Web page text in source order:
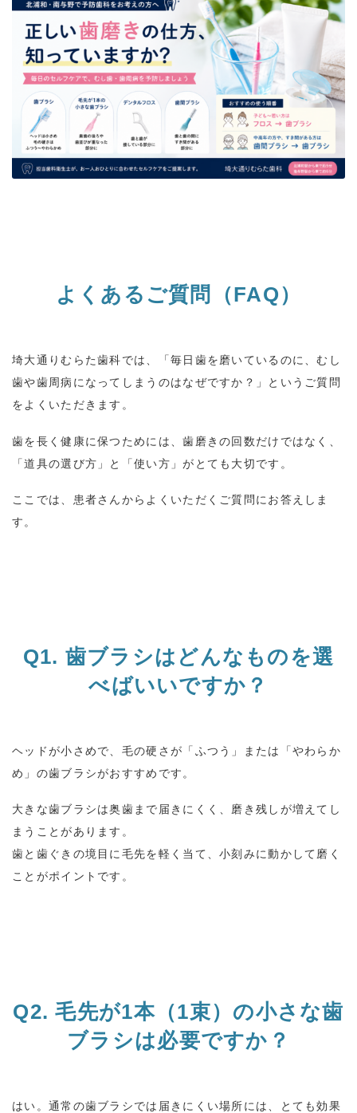
よくあるご質問（FAQ）
埼大通りむらた歯科では、「毎日歯を磨いているのに、むし
歯や歯周病になってしまうのはなぜですか？」というご質問
をよくいただきます。
歯を長く健康に保つためには、歯磨きの回数だけではなく、
「道具の選び方」と「使い方」がとても大切です。
ここでは、患者さんからよくいただくご質問にお答えしま
す。
Q1. 歯ブラシはどんなものを選
べばいいですか？
ヘッドが小さめで、毛の硬さが「ふつう」または「やわらか
め」の歯ブラシがおすすめです。
大きな歯ブラシは奥歯まで届きにくく、磨き残しが増えてし
まうことがあります。
歯と歯ぐきの境目に毛先を軽く当て、小刻みに動かして磨く
ことがポイントです。
Q2.毛先が1本（1束）の小さな歯
ブラシは必要ですか？
はい。通常の歯ブラシでは届きにくい場所には、とても効果